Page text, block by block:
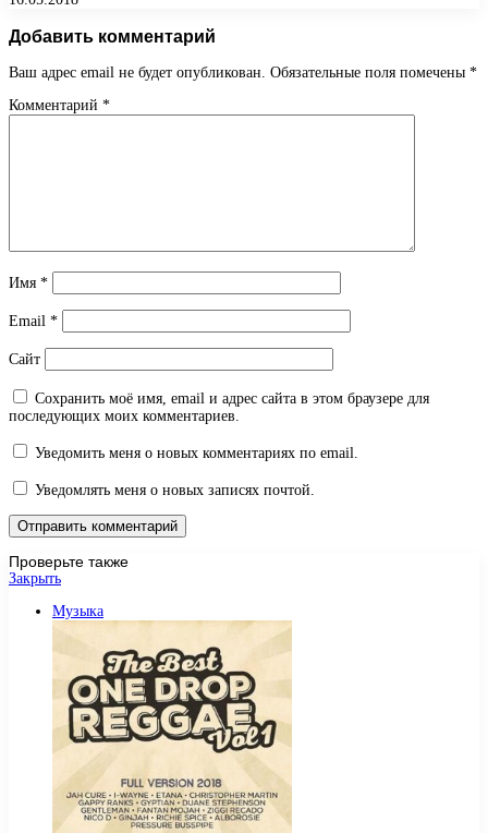
Добавить комментарий
Ваш адрес email не будет опубликован. Обязательные поля помечены *
Комментарий *
Имя *
Email *
Сайт
Сохранить моё имя, email и адрес сайта в этом браузере для
последующих моих комментариев.
Уведомить меня о новых комментариях по email.
Уведомлять меня о новых записях почтой.
Проверьте также
Закрыть
Музыка